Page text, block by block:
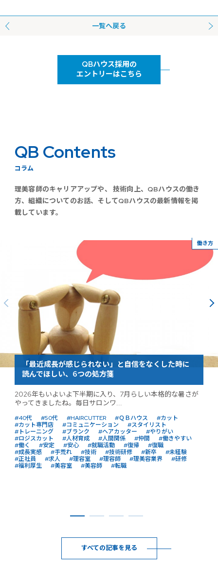
一覧へ戻る
QBハウス採用の
エントリーはこちら
QB Contents
コラム
理美容師のキャリアアップや、 技術向上、QBハウスの働き
方、組織についてのお話、そしてQBハウスの最新情報を掲
載しています。
働き方
「最近成長が感じられない」と自信をなくした時に
読んでほしい、6つの処方箋
2026年もいよいよ下半期に入り、7月らしい本格的な暑さが
やってきましたね。毎日サロンワ...
#40代 #50代 #HAIRCUTTER #ＱＢハウス
#カット
#カット専門店
#コミュニケーション
#スタイリスト
#トレーニング
#ブランク #ヘアカッター
#やりがい
#ロジスカット
#人材育成 #人間関係 #仲間
#働きやすい
#働く
#安定 #安心 #就職活動 #復帰
#復職
#成長実感
#手荒れ #技術 #技術研修 #新卒
#未経験
#正社員
#求人 #理容室 #理容師 #理美容業界
#研修
#福利厚生
#美容室 #美容師 #転職
すべての記事を見る